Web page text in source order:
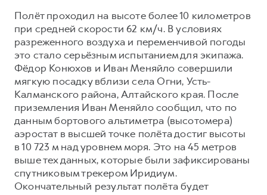
Полёт проходил на высоте более 10 километров
при средней скорости 62 км/ч. В условиях
разреженного воздуха и переменчивой погоды
это стало серьёзным испытанием для экипажа.
Фёдор Конюхов и Иван Меняйло совершили
мягкую посадку вблизи села Огни, Усть-
Калманского района, Алтайского края. После
приземления Иван Меняйло сообщил, что по
данным бортового альтиметра (высотомера)
аэростат в высшей точке полёта достиг высоты
в 10 723 м над уровнем моря. Это на 45 метров
выше тех данных, которые были зафиксированы
спутниковым трекером Иридиум.
Окончательный результат полёта будет